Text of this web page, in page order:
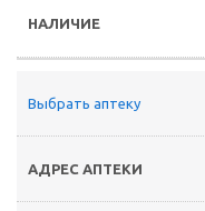
Выбрать аптеку